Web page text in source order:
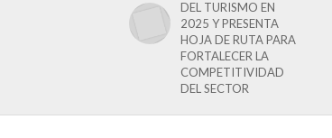
DEL TURISMO EN
2025 Y PRESENTA
HOJA DE RUTA PARA
FORTALECER LA
COMPETITIVIDAD
DEL SECTOR